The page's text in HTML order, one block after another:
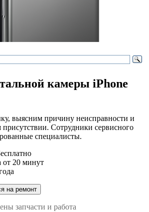
камеры iPhone
выясним причину неисправности и
Сотрудники сервисного
специалисты.
от 20 минут
на ремонт
запчасти и работа